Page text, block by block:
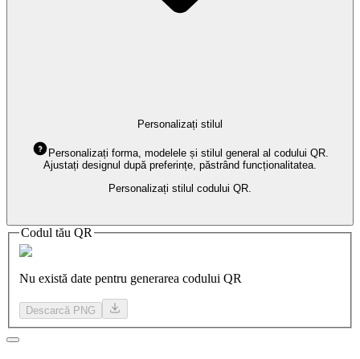
Personalizați stilul
Personalizați forma, modelele și stilul general al codului QR.
Ajustați designul după preferințe, păstrând funcționalitatea.
Personalizați stilul codului QR.
Codul tău QR
Nu există date pentru generarea codului QR
Descarcă PNG